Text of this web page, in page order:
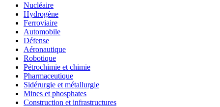
Nucléaire
Hydrogène
Ferroviaire
Automobile
Défense
Aéronautique
Robotique
Pétrochimie et chimie
Pharmaceutique
Sidérurgie et métallurgie
Mines et phosphates
Construction et infrastructures